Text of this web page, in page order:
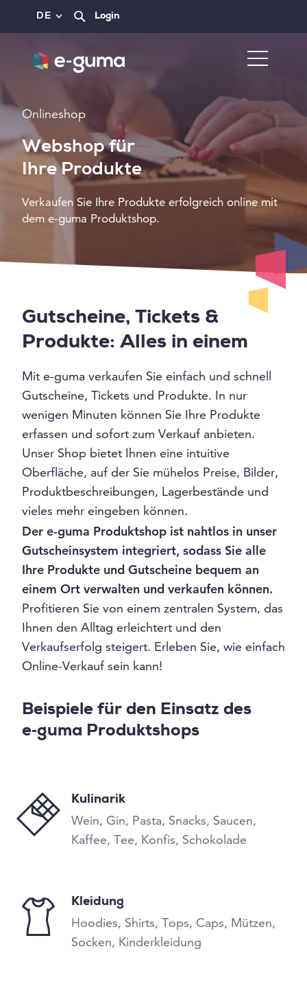
DE Login
Onlineshop
Webshop für
Ihre Produkte
Verkaufen Sie Ihre Produkte erfolgreich online mit
dem e-guma Produktshop.
Gutscheine, Tickets &
Produkte: Alles in einem
Mit e-guma verkaufen Sie einfach und schnell
Gutscheine, Tickets und Produkte. In nur
wenigen Minuten können Sie Ihre Produkte
erfassen und sofort zum Verkauf anbieten.
Unser Shop bietet Ihnen eine intuitive
Oberfläche, auf der Sie mühelos Preise, Bilder,
Produktbeschreibungen, Lagerbestände und
vieles mehr eingeben können.
Der e-guma Produktshop ist nahtlos in unser
Gutscheinsystem integriert, sodass Sie alle
Ihre Produkte und Gutscheine bequem an
einem Ort verwalten und verkaufen können.
Profitieren Sie von einem zentralen System, das
Ihnen den Alltag erleichtert und den
Verkaufserfolg steigert. Erleben Sie, wie einfach
Online-Verkauf sein kann!
Beispiele für den Einsatz des
e‑guma Produktshops
Kulinarik
Wein, Gin, Pasta, Snacks, Saucen,
Kaffee, Tee, Konfis, Schokolade
Kleidung
Hoodies, Shirts, Tops, Caps, Mützen,
Socken, Kinderkleidung